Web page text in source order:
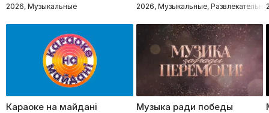
2026, Музыкальные 2026, Музыкальные,
Караоке на майдані Музыка ради победы